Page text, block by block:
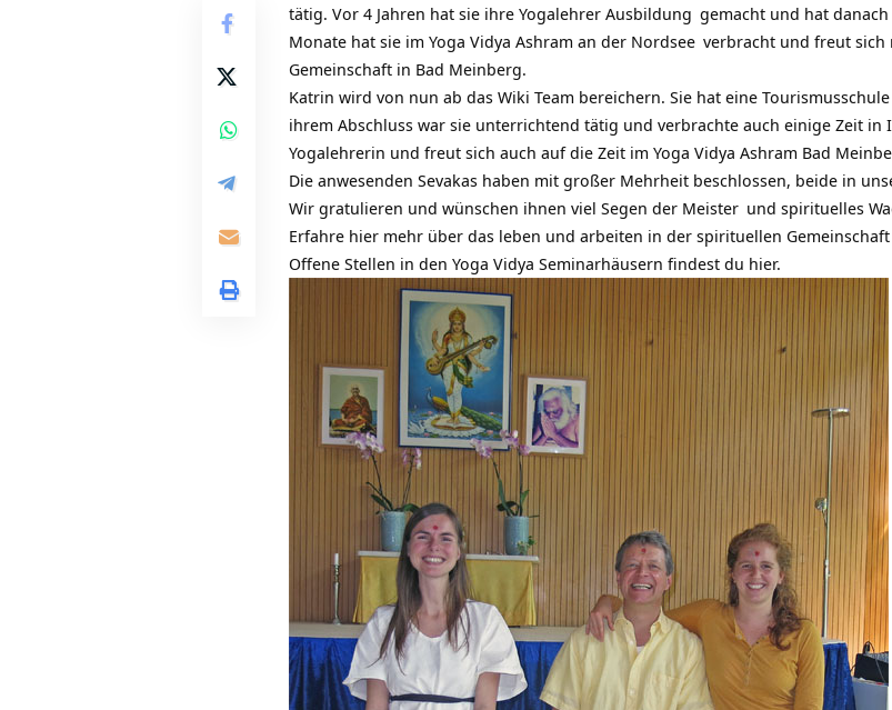
tätig. Vor 4 Jahren hat sie ihre Yogalehrer Ausbildung gemacht und hat danach
Monate hat sie im Yoga Vidya Ashram an der Nordsee verbracht und freut sich
Gemeinschaft in Bad Meinberg.
Katrin wird von nun ab das Wiki Team bereichern. Sie hat eine
ihrem Abschluss war sie unterrichtend tätig und verbrachte auch einige Zeit
Yogalehrerin und freut sich auch auf die Zeit im Yoga Vidya Ashram Bad
Die anwesenden Sevakas haben mit großer Mehrheit beschlossen, beide in
Wir gratulieren und wünschen ihnen viel Segen der Meister und spirituelles
Erfahre hier mehr über das leben und arbeiten in der spirituellen Gemeinschaft
Offene Stellen in den Yoga Vidya Seminarhäusern findest du hier.